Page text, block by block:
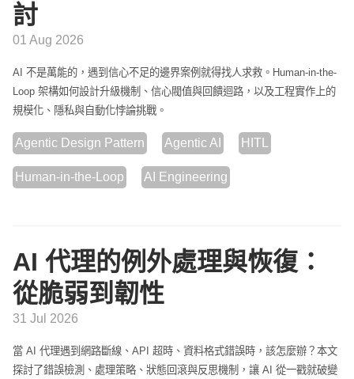
討
01 Aug 2026
AI 不是萬能的，遇到信心不足的邊界案例就得找人求救。Human-in-the-
Loop 架構如何設計升級機制、信心閥值與回饋迴路，以及工程實作上的
規模化、隱私與自動化悖論挑戰。
Agentic Design Pattern Agentic AI HITL
Human-in-the-Loop AI Engineering
AI 代理的例外處理與恢復：
從脆弱到韌性
31 Jul 2026
當 AI 代理遇到網路斷線、API 超時、資料格式錯誤時，該怎麼辦？本文
探討了錯誤檢測、處理策略、狀態回滾與反思機制，讓 AI 從一戳就破變